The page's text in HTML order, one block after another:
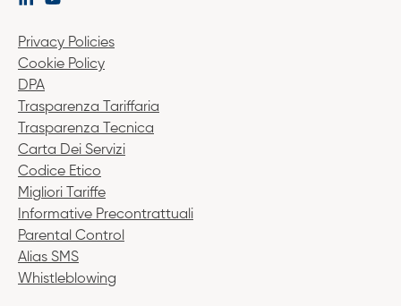
Privacy Policies
Cookie Policy
DPA
Trasparenza Tariffaria
Trasparenza Tecnica
Carta Dei Servizi
Codice Etico
Migliori Tariffe
Informative Precontrattuali
Parental Control
Alias SMS
Whistleblowing